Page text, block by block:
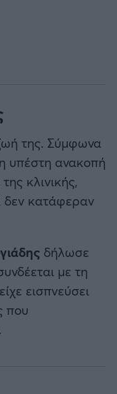
της. Σύμφωνα
υπέστη ανακοπή
κλινικής,
δεν κατάφεραν
δήλωσε
με τη
εισπνεύσει
που